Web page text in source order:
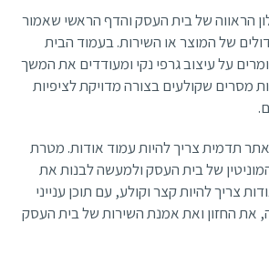
הראווה של בית העסק והדף הראשי שאמור
של המוצר או השירות. בעמוד הבית
על עיצוב גרפי נקי ומעודדים את המשך
מסרים שקולעים בצורה מדויקת לציפיות
תדמית צריך להיות עמוד אודות. מטרת
של בית העסק ולמעשה לבנות את
צריך להיות קצר וקולע, עם תוכן ענייני
את החזון ואת אמנת השירות של בית העסק